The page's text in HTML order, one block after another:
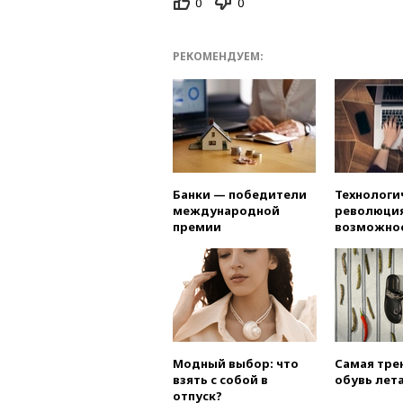
РЕКОМЕНДУЕМ:
Банки — победители
международной
премии
Модный выбор: что
взять с собой в
отпуск?
Самая
обувь